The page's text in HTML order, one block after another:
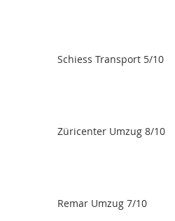
Schiess Transport 5/10
Züricenter Umzug 8/10
Remar Umzug 7/10